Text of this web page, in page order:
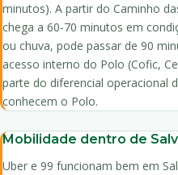
minutos). A partir do Caminho
chega a 60-70 minutos em
ou chuva, pode passar de 90
acesso interno do Polo (Cofic,
parte do diferencial operacional
conhecem o Polo.
Mobilidade dentro de
Uber e 99 funcionam bem em